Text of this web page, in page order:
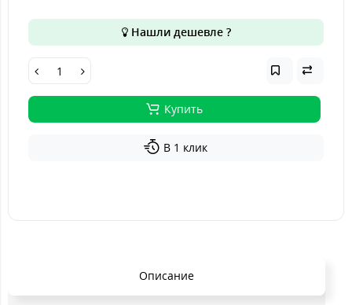
Нашли дешевле ?
Купить
В 1 клик
Описание